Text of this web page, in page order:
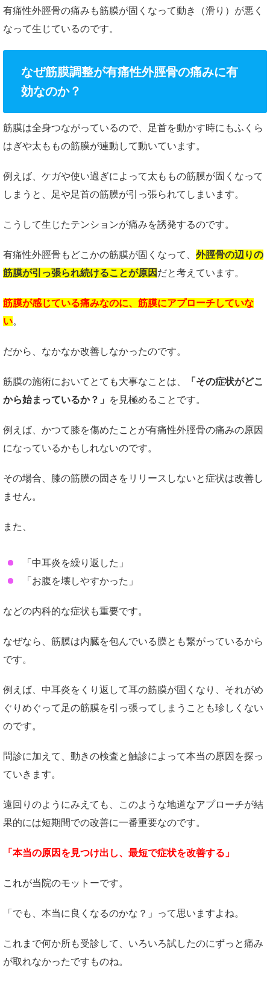
有痛性外脛骨の痛みも筋膜が固くなって動き（滑り）が悪く
なって生じているのです。
なぜ筋膜調整が有痛性外脛骨の痛みに有
効なのか？
筋膜は全身つながっているので、足首を動かす時にもふくら
はぎや太ももの筋膜が連動して動いています。
例えば、ケガや使い過ぎによって太ももの筋膜が固くなって
しまうと、足や足首の筋膜が引っ張られてしまいます。
こうして生じたテンションが痛みを誘発するのです。
有痛性外脛骨もどこかの筋膜が固くなって、 外脛骨の辺りの
筋膜が引っ張られ続けることが原因 だと考えています。
筋膜が感じている痛みなのに、筋膜にアプローチしていな
い。
だから、なかなか改善しなかったのです。
筋膜の施術においてとても大事なことは、
「その症状がどこ
から始まっているか？」
を見極めることです。
例えば、かつて膝を傷めたことが有痛性外脛骨の痛みの原因
になっているかもしれないのです。
その場合、膝の筋膜の固さをリリースしないと症状は改善し
ません。
また、
「中耳炎を繰り返した」
「お腹を壊しやすかった」
などの内科的な症状も重要です。
なぜなら、筋膜は内臓を包んでいる膜とも繋がっているから
です。
例えば、中耳炎をくり返して耳の筋膜が固くなり、それがめ
ぐりめぐって足の筋膜を引っ張ってしまうことも珍しくない
のです。
問診に加えて、動きの検査と触診によって本当の原因を探っ
ていきます。
遠回りのようにみえても、このような地道なアプローチが結
果的には短期間での改善に一番重要なのです。
「本当の原因を見つけ出し、最短で症状を改善する」
これが当院のモットーです。
「でも、本当に良くなるのかな？」って思いますよね。
これまで何か所も受診して、いろいろ試したのにずっと痛み
が取れなかったですものね。